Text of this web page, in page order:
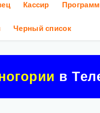
Кассир
Черный список
в